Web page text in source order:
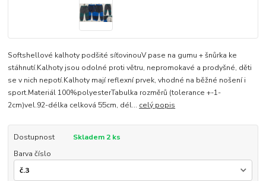
Softshellové kalhoty podšité síťovinouV pase na gumu + šnůrka ke
stáhnutí.Kalhoty jsou odolné proti větru, nepromokavé a prodyšné, děti
se v nich nepotí.Kalhoty mají reflexní prvek, vhodné na běžné nošení i
sport.Materiál 100%polyesterTabulka rozměrů (tolerance +-1-
2cm)vel.92-délka celková 55cm, dél... celý popis
Dostupnost
Skladem 2 ks
Barva číslo